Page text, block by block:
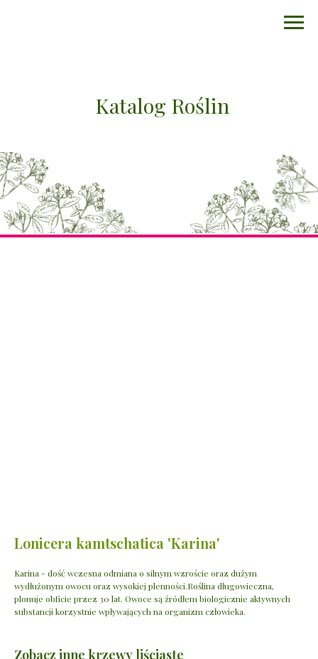
Katalog Roślin
Lonicera kamtschatica 'Karina'
Karina - dość wczesna odmiana o silnym wzroście oraz dużym
wydłużonym owocu oraz wysokiej plenności.Roślina długowieczna,
plonuje obficie przez 30 lat. Owoce są źródłem biologicznie aktywnych
substancji korzystnie wpływających na organizm człowieka.
Zobacz inne krzewy liściaste